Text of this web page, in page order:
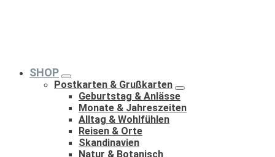
SHOP
Postkarten & Grußkarten
Geburtstag & Anlässe
Monate & Jahreszeiten
Alltag & Wohlfühlen
Reisen & Orte
Skandinavien
Natur & Botanisch